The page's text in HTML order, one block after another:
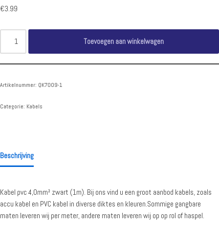
€3.99
Toevoegen aan winkelwagen
Artikelnummer: QK7009-1
Categorie: Kabels
Beschrijving
Kabel pvc 4,0mm² zwart (1m). Bij ons vind u een groot aanbod kabels, zoals
accu kabel en PVC kabel in diverse diktes en kleuren.Sommige gangbare
maten leveren wij per meter, andere maten leveren wij op op rol of haspel.